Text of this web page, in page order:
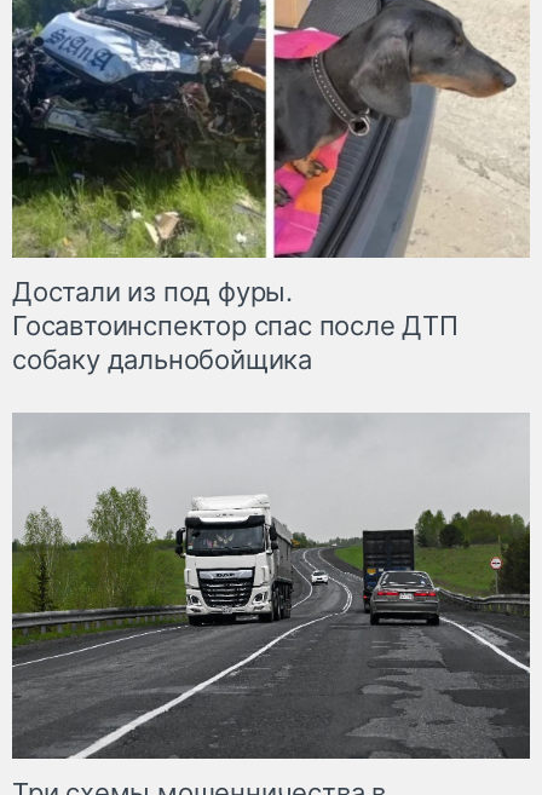
Достали из под фуры.
Госавтоинспектор спас после ДТП
собаку дальнобойщика